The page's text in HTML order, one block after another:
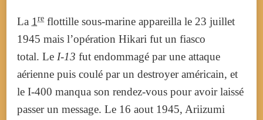
La 1re flottille sous-marine appareilla le 23 juillet
1945 mais l’opération Hikari fut un fiasco
total. Le I-13 fut endommagé par une attaque
aérienne puis coulé par un destroyer américain, et
le I-400 manqua son rendez-vous pour avoir laissé
passer un message. Le 16 aout 1945, Ariizumi